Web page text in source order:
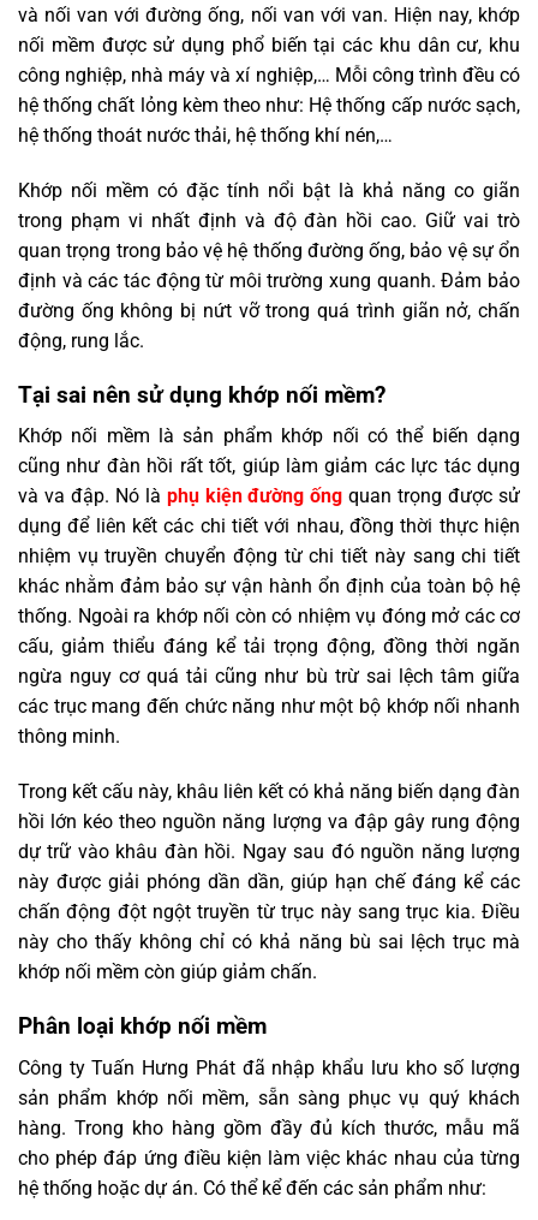
và nối van với đường ống, nối van với van. Hiện nay, khớp
nối mềm được sử dụng phổ biến tại các khu dân cư, khu
công nghiệp, nhà máy và xí nghiệp,… Mỗi công trình đều có
hệ thống chất lỏng kèm theo như: Hệ thống cấp nước sạch,
hệ thống thoát nước thải, hệ thống khí nén,…
Khớp nối mềm có đặc tính nổi bật là khả năng co giãn
trong phạm vi nhất định và độ đàn hồi cao. Giữ vai trò
quan trọng trong bảo vệ hệ thống đường ống, bảo vệ sự ổn
định và các tác động từ môi trường xung quanh. Đảm bảo
đường ống không bị nứt vỡ trong quá trình giãn nở, chấn
động, rung lắc.
Tại sai nên sử dụng khớp nối mềm?
Khớp nối mềm là sản phẩm khớp nối có thể biến dạng
cũng như đàn hồi rất tốt, giúp làm giảm các lực tác dụng
và va đập. Nó là phụ kiện đường ống quan trọng được sử
dụng để liên kết các chi tiết với nhau, đồng thời thực hiện
nhiệm vụ truyền chuyển động từ chi tiết này sang chi tiết
khác nhằm đảm bảo sự vận hành ổn định của toàn bộ hệ
thống. Ngoài ra khớp nối còn có nhiệm vụ đóng mở các cơ
cấu, giảm thiểu đáng kể tải trọng động, đồng thời ngăn
ngừa nguy cơ quá tải cũng như bù trừ sai lệch tâm giữa
các trục mang đến chức năng như một bộ khớp nối nhanh
thông minh.
Trong kết cấu này, khâu liên kết có khả năng biến dạng đàn
hồi lớn kéo theo nguồn năng lượng va đập gây rung động
dự trữ vào khâu đàn hồi. Ngay sau đó nguồn năng lượng
này được giải phóng dần dần, giúp hạn chế đáng kể các
chấn động đột ngột truyền từ trục này sang trục kia. Điều
này cho thấy không chỉ có khả năng bù sai lệch trục mà
khớp nối mềm còn giúp giảm chấn.
Phân loại khớp nối mềm
Công ty Tuấn Hưng Phát đã nhập khẩu lưu kho số lượng
sản phẩm khớp nối mềm, sẵn sàng phục vụ quý khách
hàng. Trong kho hàng gồm đầy đủ kích thước, mẫu mã
cho phép đáp ứng điều kiện làm việc khác nhau của từng
hệ thống hoặc dự án. Có thể kể đến các sản phẩm như: